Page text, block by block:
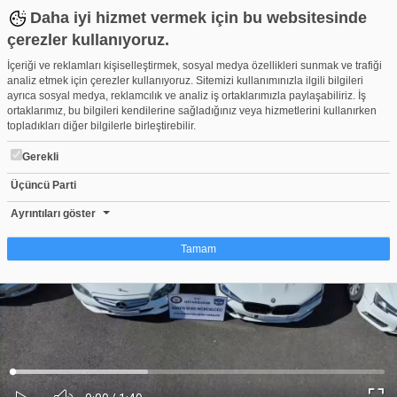
Daha iyi hizmet vermek için bu websitesinde
çerezler kullanıyoruz.
İçeriği ve reklamları kişiselleştirmek, sosyal medya özellikleri sunmak ve trafiği
analiz etmek için çerezler kullanıyoruz. Sitemizi kullanımınızla ilgili bilgileri
ayrıca sosyal medya, reklamcılık ve analiz iş ortaklarımızla paylaşabiliriz. İş
ortaklarımız, bu bilgileri kendilerine sağladığınız veya hizmetlerini kullanırken
topladıkları diğer bilgilerle birleştirebilir.
Gerekli
Üçüncü Parti
Ayrıntıları göster
Tamam
Çerez nedir?
Çerezler, web-sitelerinin, kullanıcıların deneyimlerini daha verimli hale getirmek
amacıyla kullandığı küçük metin dosyalarıdır. Yasalara göre, bu sitenin
işletilmesi için kesinlikle gerekli olan çerezleri cihazınıza yerleştirebiliyoruz.
Diğer çerez türleri için sizden izin almamız gerekiyor. Bu site farklı çerez türleri
kullanmaktadır. Bazı çerezler, sayfalarımızda yer alan üçüncü şahıs hizmetleri
tarafından yerleştirilir. İzniniz şu alanlar için geçerlidir: web.tv
Ses
Yüklendi:
Yükleniyor:
Bursa dahil 4 ilde "change" araç operasyonu! 36 milyon liralık